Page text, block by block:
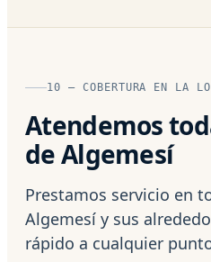
10 — COBERTURA EN LA
Atendemos
de Algemesí
Prestamos servicio en
Algemesí y sus
rápido a cualquier